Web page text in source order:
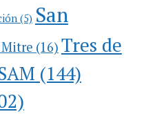
(5) San
(16) Tres de
(144)